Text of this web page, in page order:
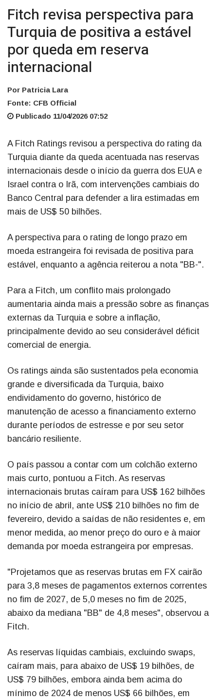
Fitch revisa perspectiva para
Turquia de positiva a estável
por queda em reserva
internacional
Por Patricia Lara
Fonte: CFB Official
Publicado 11/04/2026 07:52
A Fitch Ratings revisou a perspectiva do rating da
Turquia diante da queda acentuada nas reservas
internacionais desde o início da guerra dos EUA e
Israel contra o Irã, com intervenções cambiais do
Banco Central para defender a lira estimadas em
mais de US$ 50 bilhões.
A perspectiva para o rating de longo prazo em
moeda estrangeira foi revisada de positiva para
estável, enquanto a agência reiterou a nota "BB-".
Para a Fitch, um conflito mais prolongado
aumentaria ainda mais a pressão sobre as finanças
externas da Turquia e sobre a inflação,
principalmente devido ao seu considerável déficit
comercial de energia.
Os ratings ainda são sustentados pela economia
grande e diversificada da Turquia, baixo
endividamento do governo, histórico de
manutenção de acesso a financiamento externo
durante períodos de estresse e por seu setor
bancário resiliente.
O país passou a contar com um colchão externo
mais curto, pontuou a Fitch. As reservas
internacionais brutas caíram para US$ 162 bilhões
no início de abril, ante US$ 210 bilhões no fim de
fevereiro, devido a saídas de não residentes e, em
menor medida, ao menor preço do ouro e à maior
demanda por moeda estrangeira por empresas.
"Projetamos que as reservas brutas em FX cairão
para 3,8 meses de pagamentos externos correntes
no fim de 2027, de 5,0 meses no fim de 2025,
abaixo da mediana "BB" de 4,8 meses", observou a
Fitch.
As reservas líquidas cambiais, excluindo swaps,
caíram mais, para abaixo de US$ 19 bilhões, de
US$ 79 bilhões, embora ainda bem acima do
mínimo de 2024 de menos US$ 66 bilhões, em